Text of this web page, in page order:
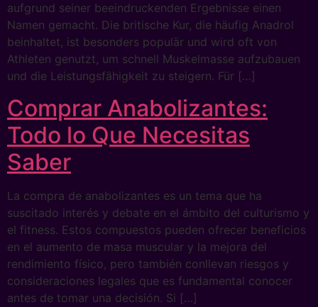
aufgrund seiner beeindruckenden Ergebnisse einen
Namen gemacht. Die britische Kur, die häufig Anadrol
beinhaltet, ist besonders populär und wird oft von
Athleten genutzt, um schnell Muskelmasse aufzubauen
und die Leistungsfähigkeit zu steigern. Für […]
Comprar Anabolizantes:
Todo lo Que Necesitas
Saber
La compra de anabolizantes es un tema que ha
suscitado interés y debate en el ámbito del culturismo y
el fitness. Estos compuestos pueden ofrecer beneficios
en el aumento de masa muscular y la mejora del
rendimiento físico, pero también conllevan riesgos y
consideraciones legales que es fundamental conocer
antes de tomar una decisión. Si […]